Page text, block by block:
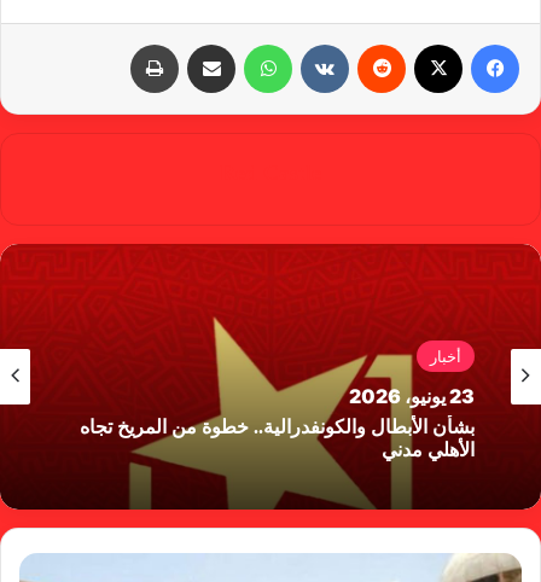
واتساب
أخبار
23 يونيو، 2026
بشأن الأبطال والكونفدرالية.. خطوة من المريخ تجاه
الأهلي مدني